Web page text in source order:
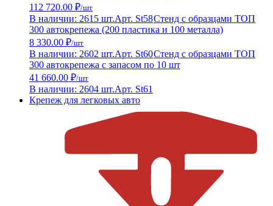
112 720.00 ₽/шт
В наличии: 2615 шт.Арт. St58Стенд с образцами ТОП
300 автокрепежа (200 пластика и 100 металла)
8 330.00 ₽/шт
В наличии: 2602 шт.Арт. St60Стенд с образцами ТОП
300 автокрепежа с запасом по 10 шт
41 660.00 ₽/шт
В наличии: 2604 шт.Арт. St61
Крепеж для легковых авто